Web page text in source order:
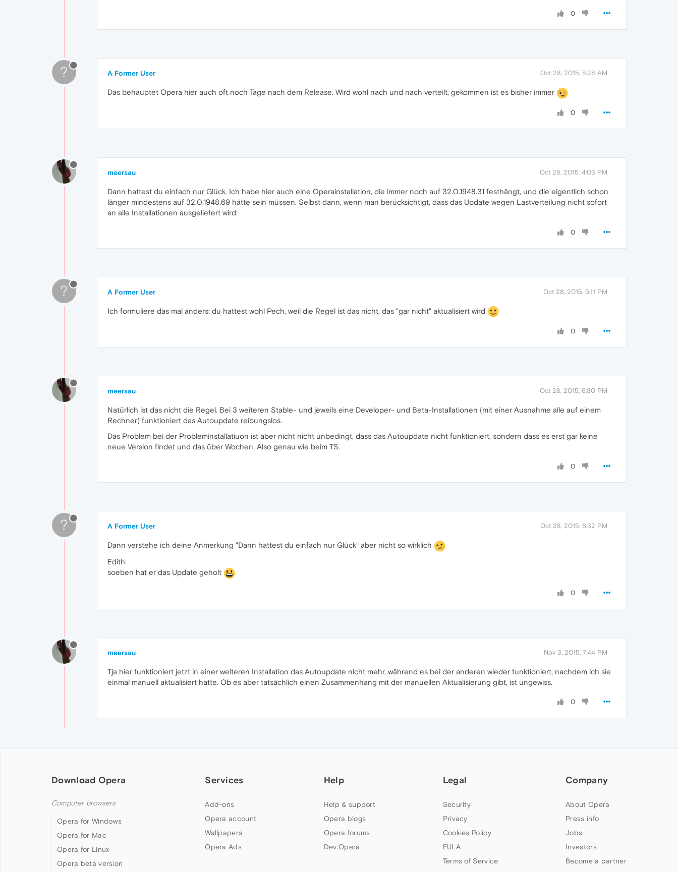
0
? A Former User Oct 28, 2015, 8:28 AM
Das behauptet Opera hier auch oft noch Tage nach dem Release. Wird wohl nach und nach verteilt, gekommen ist es bisher immer
0
meersau Oct 28, 2015, 4:03 PM
Dann hattest du einfach nur Glück. Ich habe hier auch eine Operainstallation, die immer noch auf 32.0.1948.31 festhängt, und die eigentlich schon
länger mindestens auf 32.0.1948.69 hätte sein müssen. Selbst dann, wenn man berücksichtigt, dass das Update wegen Lastverteilung nicht sofort
an alle Installationen ausgeliefert wird.
0
? A Former User Oct 28, 2015, 5:11 PM
Ich formuliere das mal anders: du hattest wohl Pech, weil die Regel ist das nicht, das "gar nicht" aktualisiert wird
0
meersau Oct 28, 2015, 6:30 PM
Natürlich ist das nicht die Regel. Bei 3 weiteren Stable- und jeweils eine Developer- und Beta-Installationen (mit einer Ausnahme alle auf einem
Rechner) funktioniert das Autoupdate reibungslos.
Das Problem bei der Probleminstallatiuon ist aber nicht nicht unbedingt, dass das Autoupdate nicht funktioniert, sondern dass es erst gar keine
neue Version findet und das über Wochen. Also genau wie beim TS.
0
? A Former User Oct 28, 2015, 6:32 PM
Dann verstehe ich deine Anmerkung "Dann hattest du einfach nur Glück" aber nicht so wirklich
Edith:
soeben hat er das Update geholt
0
meersau Nov 3, 2015, 7:44 PM
Tja hier funktioniert jetzt in einer weiteren Installation das Autoupdate nicht mehr, während es bei der anderen wieder funktioniert, nachdem ich sie
einmal manuell aktualisiert hatte. Ob es aber tatsächlich einen Zusammenhang mit der manuellen Aktualisierung gibt, ist ungewiss.
0
Download Opera
Computer browsers
Opera for Windows
Opera for Mac
Opera for Linux
Opera beta version
Services
Add-ons
Opera account
Wallpapers
Opera Ads
Help
Help & support
Opera blogs
Opera forums
Dev.Opera
Legal
Security
Privacy
Cookies Policy
EULA
Terms of Service
Company
About Opera
Press info
Jobs
Investors
Become a partner